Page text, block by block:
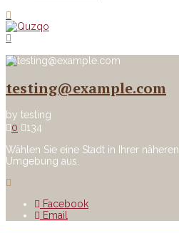
testing@example.com
by testing
0
134
Wählen Sie eine Stadt in Ihrer näheren
Umgebung aus.
Facebook
Email